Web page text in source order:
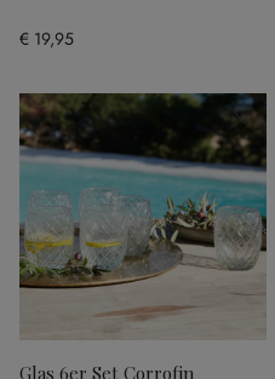
€ 19,95
Glas 6er Set Corrofin